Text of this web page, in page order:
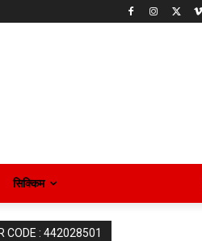
सिक्किम
: 442028501